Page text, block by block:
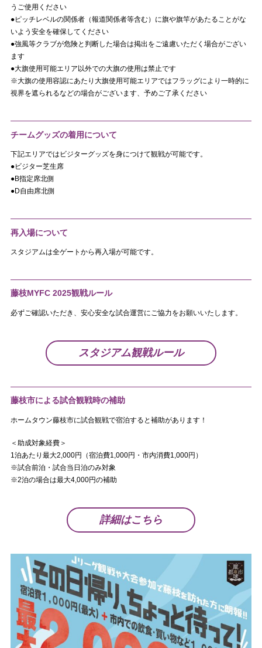
うご使用ください
●ピッチレベルの関係者（報道関係者等含む）に旗や旗竿があたることがな
いよう安全を確保してください
●強風等クラブが危険と判断した場合は掲出をご遠慮いただく場合がござい
ます
●大旗使用可能エリア以外での大旗の使用は禁止です
※大旗の使用容認にあたり大旗使用可能エリアではフラッグにより一時的に
視界を遮られるなどの場合がございます、予めご了承ください
チームグッズの着用について
下記エリアではビジターグッズを身につけて観戦が可能です。
●ビジター芝生席
●B指定席北側
●D自由席北側
再入場について
スタジアムは全ゲートから再入場が可能です。
藤枝MYFC 2025観戦ルール
必ずご確認いただき、安心安全な試合運営にご協力をお願いいたします。
スタジアム観戦ルール
藤枝市による試合観戦時の補助
ホームタウン藤枝市に試合観戦で宿泊すると補助があります！
＜助成対象経費＞
1泊あたり最大2,000円（宿泊費1,000円・市内消費1,000円）
※試合前泊・試合当日泊のみ対象
※2泊の場合は最大4,000円の補助
詳細はこちら